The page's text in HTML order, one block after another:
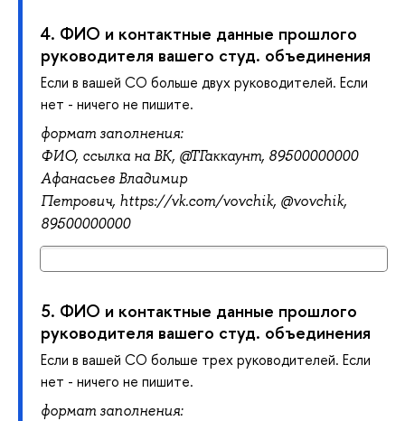
4. ФИО и контактные данные прошлого
руководителя вашего студ. объединения
Если в вашей СО больше двух руководителей. Если
нет - ничего не пишите.
формат заполнения:
ФИО, ссылка на ВК, @ТГаккаунт, 89500000000
Афанасьев Владимир
Петрович, https://vk.com/vovchik, @vovchik,
89500000000
5. ФИО и контактные данные прошлого
руководителя вашего студ. объединения
Если в вашей СО больше трех руководителей. Если
нет - ничего не пишите.
формат заполнения: